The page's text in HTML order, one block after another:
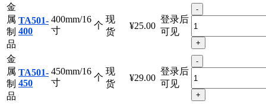
品
+
金
属
制
品
TA501-
400mm/16
现
登录后
-
+
金
属
制
TA501-
450mm/16
现
登录后
-